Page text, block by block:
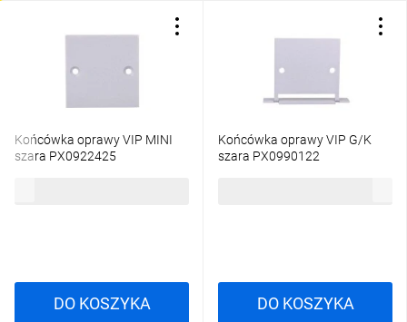
Końcówka oprawy VIP MINI
szara PX0922425
DO KOSZYKA
Końcówka oprawy VIP G/K
szara PX0990122
DO KOSZYKA